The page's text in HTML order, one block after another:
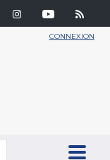
CONNEXION